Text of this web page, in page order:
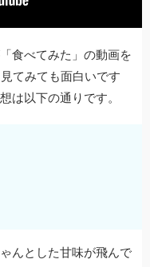
食べてみた」の動画を
てみても面白いです
は以下の通りです。
んとした甘味が飛んで